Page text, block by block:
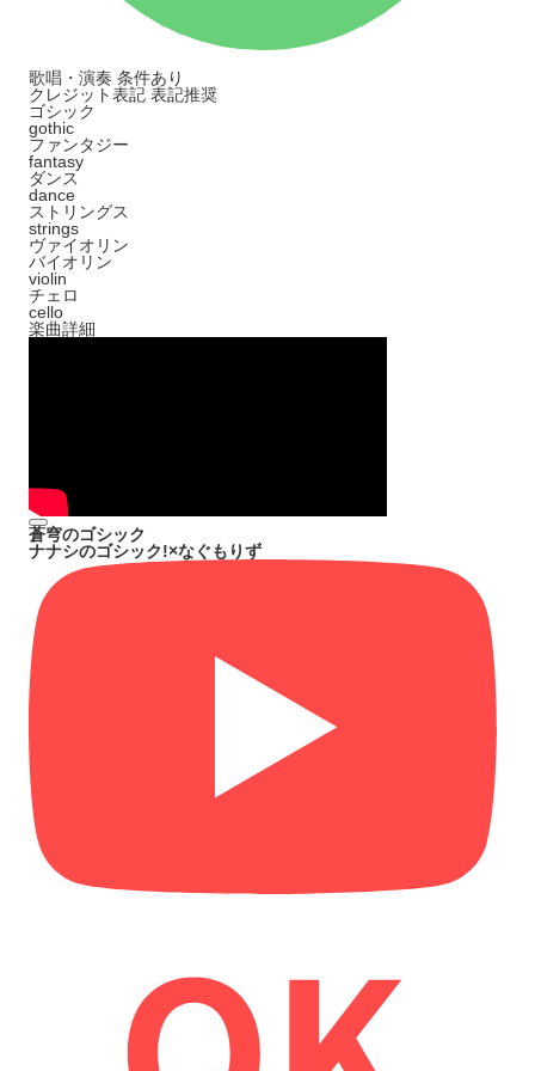
歌唱・演奏 条件あり
クレジット表記 表記推奨
ゴシック
gothic
ファンタジー
fantasy
ダンス
dance
ストリングス
strings
ヴァイオリン
バイオリン
violin
チェロ
cello
楽曲詳細
蒼穹のゴシック
ナナシのゴシック!×なぐもりず